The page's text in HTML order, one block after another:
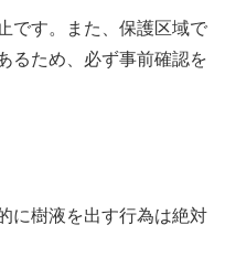
です。また、保護区域で
るため、必ず事前確認を
に樹液を出す行為は絶対